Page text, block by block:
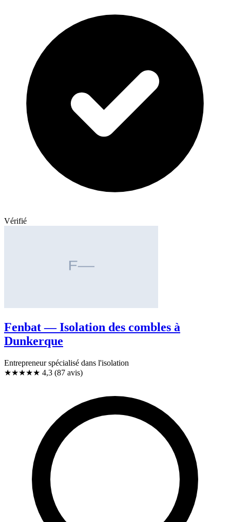
Vérifié
Fenbat — Isolation des combles à
Dunkerque
Entrepreneur spécialisé dans l'isolation
★★★★★ 4,3 (87 avis)